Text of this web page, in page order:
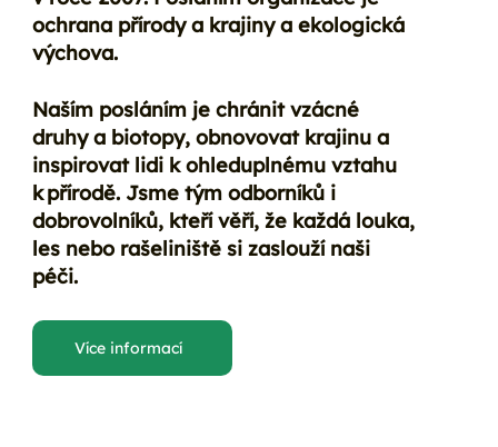
ochrana přírody a krajiny a ekologická
výchova.
Naším posláním je chránit vzácné
druhy a biotopy, obnovovat krajinu a
inspirovat lidi k ohleduplnému vztahu
k přírodě. Jsme tým odborníků i
dobrovolníků, kteří věří, že každá louka,
les nebo rašeliniště si zaslouží naši
péči.
Více informací